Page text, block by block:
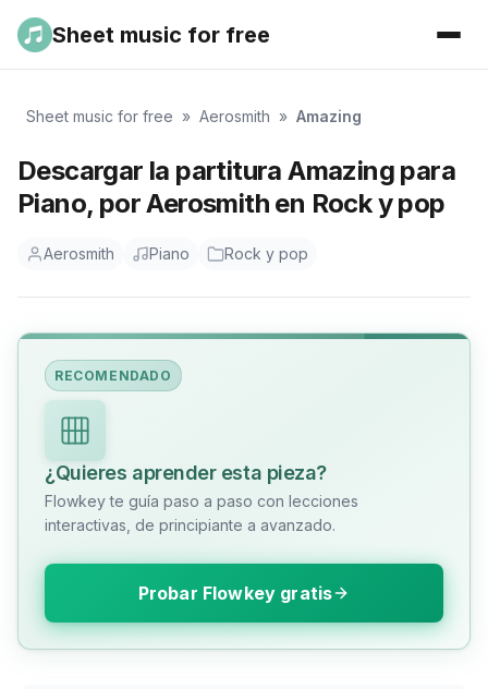
Sheet music for free
Sheet music for free » Aerosmith » Amazing
Descargar la partitura Amazing para
Piano, por Aerosmith en Rock y pop
Aerosmith Piano Rock y pop
RECOMENDADO
¿Quieres aprender esta pieza?
Flowkey te guía paso a paso con lecciones
interactivas, de principiante a avanzado.
Probar Flowkey gratis